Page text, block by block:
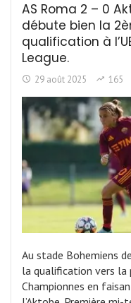
AS Roma 2 – 0
débute bien la
qualification à
League.
29 août 2025 165
Au stade Bohemiens
la qualification vers la
Championnes en